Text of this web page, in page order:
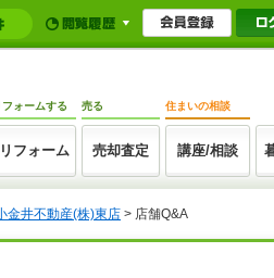
フォームする
リフォーム
売る
売却査定
住まいの相談
講座/相談
金井不動産(株)東店 > 店舗Q&A